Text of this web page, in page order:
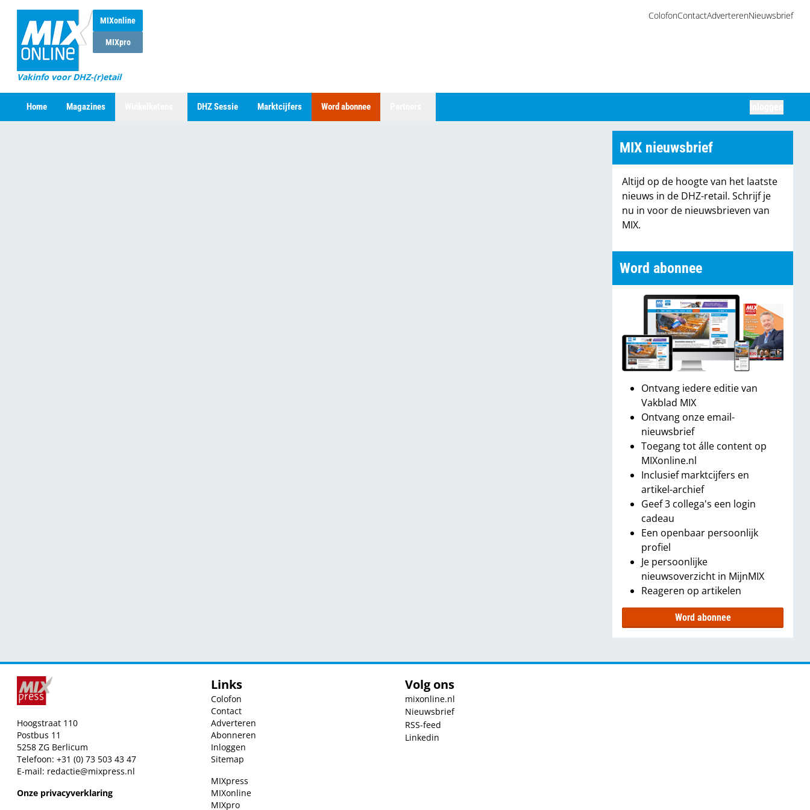
MIXonline
MIXpro
Vakinfo voor DHZ-(r)etail
ColofonContactAdverterenNieuwsbrief
Home Magazines DHZ Sessie Marktcijfers Word abonnee
MIX nieuwsbrief
Altijd op de hoogte van het laatste
nieuws in de DHZ-retail. Schrijf je
nu in voor de nieuwsbrieven van
MIX.
Word abonnee
Ontvang iedere editie van
Vakblad MIX
Ontvang onze email-
nieuwsbrief
Toegang tot álle content op
MIXonline.nl
Inclusief marktcijfers en
artikel-archief
Geef 3 collega's een login
cadeau
Een openbaar persoonlijk
profiel
Je persoonlijke
nieuwsoverzicht in MijnMIX
Reageren op artikelen
Word abonnee
Hoogstraat 110
Postbus 11
5258 ZG Berlicum
Telefoon: +31 (0) 73 503 43 47
E-mail: redactie@mixpress.nl
Onze privacyverklaring
Links
Colofon
Contact
Adverteren
Abonneren
Inloggen
Sitemap
MIXpress
MIXonline
MIXpro
Volg ons
mixonline.nl
Nieuwsbrief
RSS-feed
Linkedin